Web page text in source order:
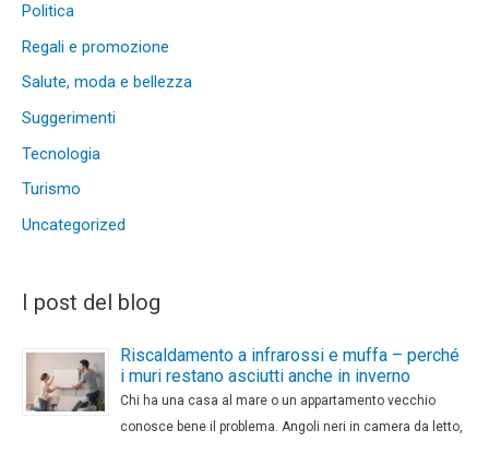
Politica
Regali e promozione
Salute, moda e bellezza
Suggerimenti
Tecnologia
Turismo
Uncategorized
I post del blog
Riscaldamento a infrarossi e muffa – perché
i muri restano asciutti anche in inverno
Chi ha una casa al mare o un appartamento vecchio
conosce bene il problema. Angoli neri in camera da letto,